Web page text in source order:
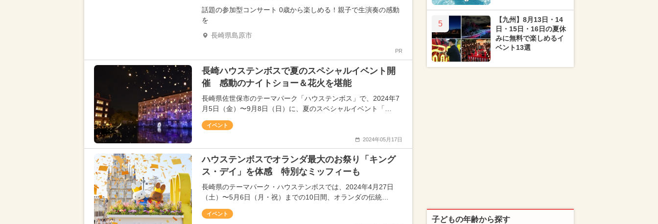
話題の参加型コンサート 0歳から楽しめる！親子で生演奏の感動
を
長崎県島原市
PR
長崎ハウステンボスで夏のスペシャルイベント開
催 感動のナイトショー＆花火を堪能
長崎県佐世保市のテーマパーク「ハウステンボス」で、2024年7
月5日（金）〜9月8日（日）に、夏のスペシャルイベント「…
イベント
2024年05月17日
ハウステンボスでオランダ最大のお祭り「キング
ス・デイ」を体感 特別なミッフィーも
長崎県のテーマパーク・ハウステンボスでは、2024年4月27日
（土）〜5月6日（月・祝）までの10日間、オランダの伝統…
イベント
5
【九州】8月13日・14
日・15日・16日の夏休
みに無料で楽しめるイ
ベント13選
子どもの年齢から探す